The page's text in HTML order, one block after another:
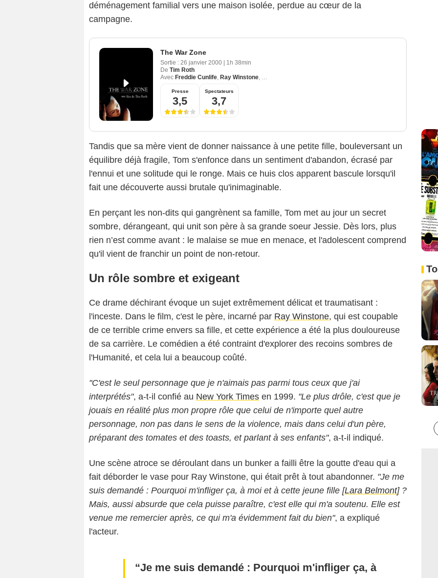
déménagement familial vers une maison isolée, perdue au cœur de la
campagne.
The War Zone
Sortie : 26 janvier 2000
1h 38min
De Tim Roth
Avec Freddie Cunlife, Ray Winstone, Tilda Swinton
Presse
3,5
Spectateurs
3,7
Tandis que sa mère vient de donner naissance à une petite fille, bouleversant un
équilibre déjà fragile, Tom s'enfonce dans un sentiment d'abandon, écrasé par
l'ennui et une solitude qui le ronge. Mais ce huis clos apparent bascule lorsqu'il
fait une découverte aussi brutale qu'inimaginable.
En perçant les non-dits qui gangrènent sa famille, Tom met au jour un secret
sombre, dérangeant, qui unit son père à sa grande soeur Jessie. Dès lors, plus
rien n’est comme avant : le malaise se mue en menace, et l'adolescent comprend
qu'il vient de franchir un point de non-retour.
Un rôle sombre et exigeant
Ce drame déchirant évoque un sujet extrêmement délicat et traumatisant :
l'inceste. Dans le film, c'est le père, incarné par Ray Winstone, qui est coupable
de ce terrible crime envers sa fille, et cette expérience a été la plus douloureuse
de sa carrière. Le comédien a été contraint d'explorer des recoins sombres de
l'Humanité, et cela lui a beaucoup coûté.
"C'est le seul personnage que je n'aimais pas parmi tous ceux que j'ai
interprétés", a-t-il confié au New York Times en 1999. "Le plus drôle, c'est que je
jouais en réalité plus mon propre rôle que celui de n'importe quel autre
personnage, non pas dans le sens de la violence, mais dans celui d'un père,
préparant des tomates et des toasts, et parlant à ses enfants", a-t-il indiqué.
Une scène atroce se déroulant dans un bunker a failli être la goutte d'eau qui a
fait déborder le vase pour Ray Winstone, qui était prêt à tout abandonner. "Je me
suis demandé : Pourquoi m'infliger ça, à moi et à cette jeune fille [Lara Belmont] ?
Mais, aussi absurde que cela puisse paraître, c'est elle qui m'a soutenu. Elle est
venue me remercier après, ce qui m'a évidemment fait du bien", a expliqué
l'acteur.
Je me suis demandé : Pourquoi m'infliger ça, à
Fandango